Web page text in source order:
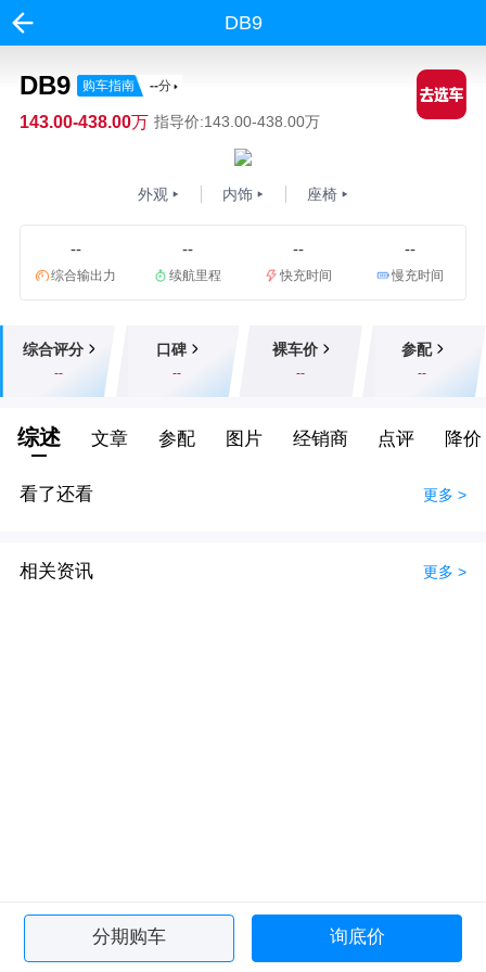
DB9
DB9 购车指南 --分
143.00-438.00万 指导价:143.00-438.00万
外观 内饰 座椅
--
综合输出力
--
续航里程
--
快充时间
--
慢充时间
综合评分
--
口碑
--
裸车价
--
参配
--
综述 文章 参配 图片 经销商 点评 降价
看了还看 更多 >
相关资讯 更多 >
分期购车 询底价